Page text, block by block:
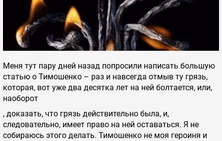
Меня тут пару дней назад попросили написать большую
статью о Тимошенко – раз и навсегда отмыв ту грязь,
которая, вот уже два десятка лет на ней болтается, или,
наоборот
, доказать, что грязь действительно была, и,
следовательно, имеет право на ней оставаться. Я не
собираюсь этого делать. Тимошенко не моя героиня и